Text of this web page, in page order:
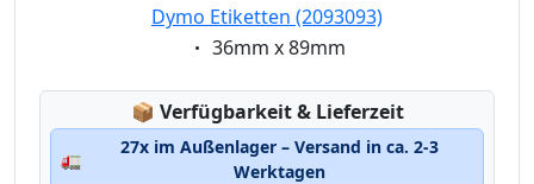
Dymo Etiketten (2093093)
Eigenschaft:
36mm x 89mm
📦 Lagerstatus:
Verfügbarkeit & Lieferzeit
🚛
27x im Außenlager – Versand in ca. 2-3
Werktagen